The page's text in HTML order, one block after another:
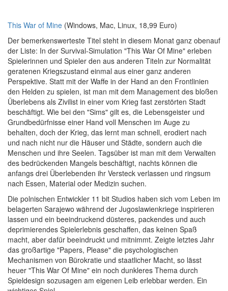
This War of Mine (Windows, Mac, Linux, 18,99 Euro)
Der bemerkenswerteste Titel steht in diesem Monat ganz obenauf
der Liste: In der Survival-Simulation "This War Of Mine" erleben
Spielerinnen und Spieler den aus anderen Titeln zur Normalität
geratenen Kriegszustand einmal aus einer ganz anderen
Perspektive. Statt mit der Waffe in der Hand an den Frontlinien
den Helden zu spielen, ist man mit dem Management des bloßen
Überlebens als Zivilist in einer vom Krieg fast zerstörten Stadt
beschäftigt. Wie bei den "Sims" gilt es, die Lebensgeister und
Grundbedürfnisse einer Hand voll Menschen im Auge zu
behalten, doch der Krieg, das lernt man schnell, erodiert nach
und nach nicht nur die Häuser und Städte, sondern auch die
Menschen und ihre Seelen. Tagsüber ist man mit dem Verwalten
des bedrückenden Mangels beschäftigt, nachts können die
anfangs drei Überlebenden ihr Versteck verlassen und ringsum
nach Essen, Material oder Medizin suchen.
Die polnischen Entwickler 11 bit Studios haben sich vom Leben im
belagerten Sarajewo während der Jugoslawienkriege inspirieren
lassen und ein beeindruckend düsteres, packendes und auch
deprimierendes Spielerlebnis geschaffen, das keinen Spaß
macht, aber dafür beeindruckt und mitnimmt. Zeigte letztes Jahr
das großartige "Papers, Please" die psychologischen
Mechanismen von Bürokratie und staatlicher Macht, so lässt
heuer "This War Of Mine" ein noch dunkleres Thema durch
Spieldesign sozusagen am eigenen Leib erlebbar werden. Ein